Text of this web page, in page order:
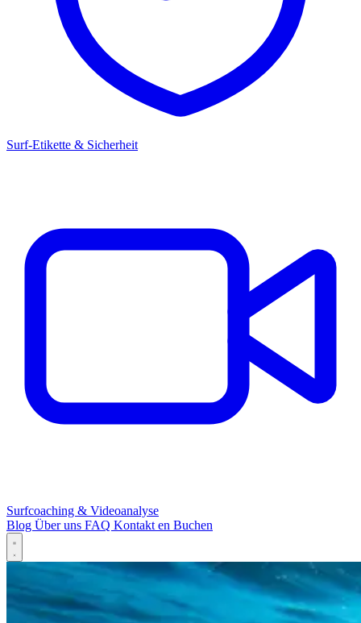
Surf-Etikette & Sicherheit
Surfcoaching & Videoanalyse
Blog Über uns FAQ Kontakten Buchen